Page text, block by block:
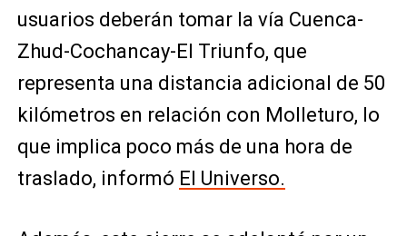
usuarios deberán tomar la vía Cuenca-
Zhud-Cochancay-El Triunfo, que
representa una distancia adicional de 50
kilómetros en relación con Molleturo, lo
que implica poco más de una hora de
traslado, informó El Universo.